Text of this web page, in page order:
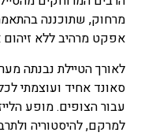
מרחוק, שתוכננה
אפקט מרהיב ללא זיהום
לאורך הטיילת נבנתה
סאונד אחיד ועוצמתי
עבור הצופים. מופע
למרקם, להיסטוריה